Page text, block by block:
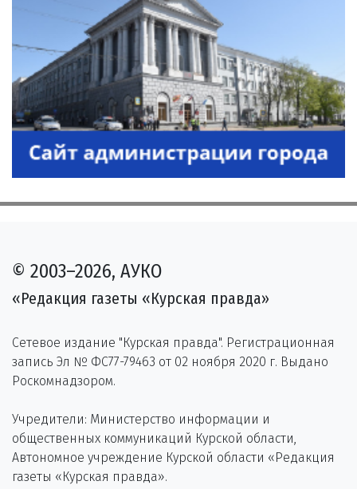
© 2003–2026, АУКО
«Редакция газеты «Курская правда»
Сетевое издание "Курская правда". Регистрационная
запись Эл № ФС77-79463 от 02 ноября 2020 г. Выдано
Роскомнадзором.
Учредители: Министерство информации и
общественных коммуникаций Курской области,
Автономное учреждение Курской области «Редакция
газеты «Курская правда».